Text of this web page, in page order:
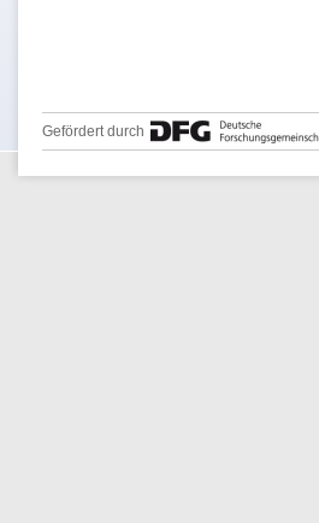
Gefördert durch